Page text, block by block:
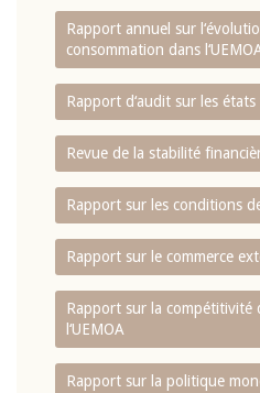
Rapport annuel sur
consommation dans
Rapport d‘audit sur les
Revue de la stabilité
Rapport sur les conditions
Rapport sur le commerce
Rapport sur la compétitivité
l‘UEMOA
Rapport sur la politique